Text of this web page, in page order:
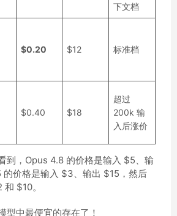
下文档
$0.20 $12 标准档
$0.40 $18
超过
200k 输
入后涨价
到，Opus 4.8 的价格是输入 $5、输
价格是输入 $3、输出 $15，然后
$10。
型中最便宜的存在了！